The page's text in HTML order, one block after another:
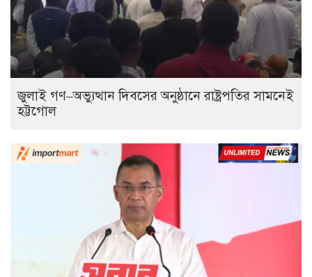
জুলাই গণ–অভ্যুত্থান দিবসের অনুষ্ঠানে রাষ্ট্রপতির সামনেই
হট্টগোল